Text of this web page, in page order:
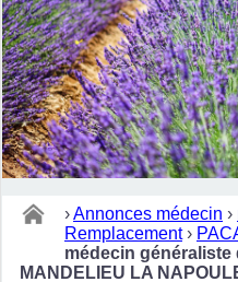
›Annonces médecin ›
Remplacement ›
médecin généraliste
MANDELIEU LA